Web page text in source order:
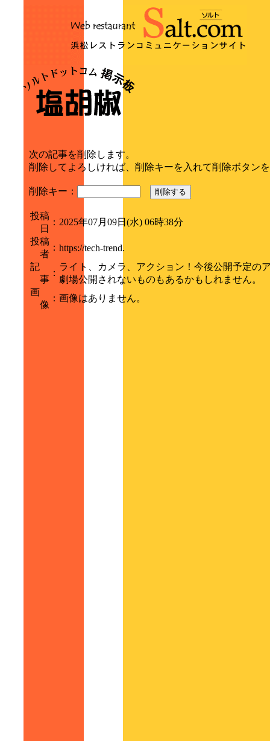
次の記事を削除します。
削除してよろしければ、削除キーを入れて削除ボタン
削除キー： 削除する
投稿
日
： 2025年07月09日(水) 06時38分
投稿
者
： https://tech-trend.
記
事
：
ライト、カメラ、アクション！今後公開予定の
劇場公開されないものもあるかもしれません。
画
像
： 画像はありません。